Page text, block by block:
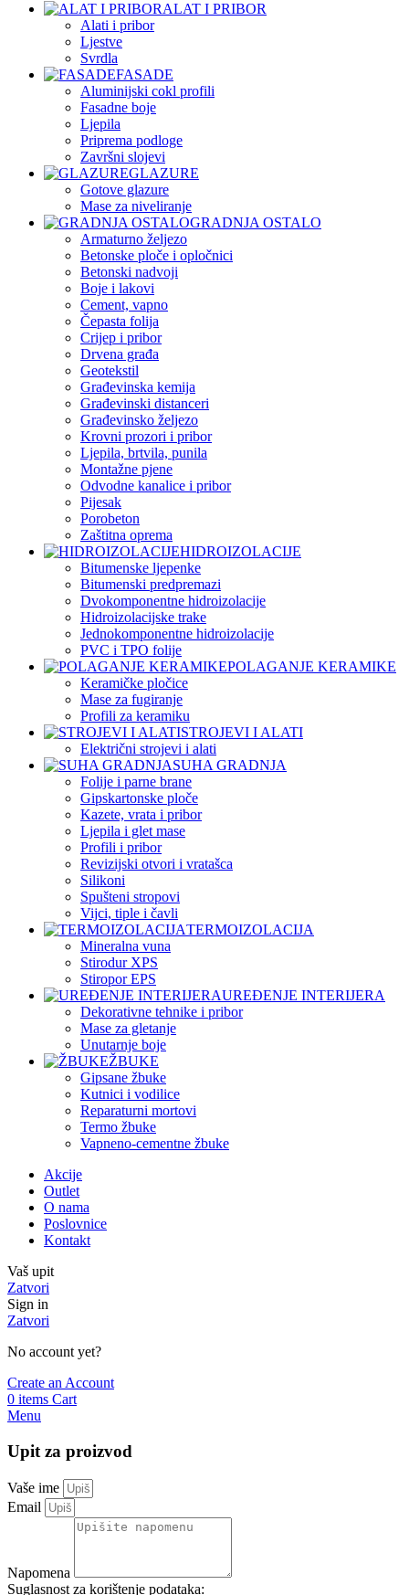
ALAT I PRIBOR
Alati i pribor
Ljestve
Svrdla
FASADE
Aluminijski cokl profili
Fasadne boje
Ljepila
Priprema podloge
Završni slojevi
GLAZURE
Gotove glazure
Mase za niveliranje
GRADNJA OSTALO
Armaturno željezo
Betonske ploče i opločnici
Betonski nadvoji
Boje i lakovi
Cement, vapno
Čepasta folija
Crijep i pribor
Drvena građa
Geotekstil
Građevinska kemija
Građevinski distanceri
Građevinsko željezo
Krovni prozori i pribor
Ljepila, brtvila, punila
Montažne pjene
Odvodne kanalice i pribor
Pijesak
Porobeton
Zaštitna oprema
HIDROIZOLACIJE
Bitumenske ljepenke
Bitumenski predpremazi
Dvokomponentne hidroizolacije
Hidroizolacijske trake
Jednokomponentne hidroizolacije
PVC i TPO folije
POLAGANJE KERAMIKE
Keramičke pločice
Mase za fugiranje
Profili za keramiku
STROJEVI I ALATI
Električni strojevi i alati
SUHA GRADNJA
Folije i parne brane
Gipskartonske ploče
Kazete, vrata i pribor
Ljepila i glet mase
Profili i pribor
Revizijski otvori i vratašca
Silikoni
Spušteni stropovi
Vijci, tiple i čavli
TERMOIZOLACIJA
Mineralna vuna
Stirodur XPS
Stiropor EPS
UREĐENJE INTERIJERA
Dekorativne tehnike i pribor
Mase za gletanje
Unutarnje boje
ŽBUKE
Gipsane žbuke
Kutnici i vodilice
Reparaturni mortovi
Termo žbuke
Vapneno-cementne žbuke
Akcije
Outlet
O nama
Poslovnice
Kontakt
Vaš upit
Zatvori
Sign in
Zatvori
No account yet?
Create an Account
0 items Cart
Menu
Upit za proizvod
Vaše ime
Email
Napomena
Suglasnost za korištenje podataka: